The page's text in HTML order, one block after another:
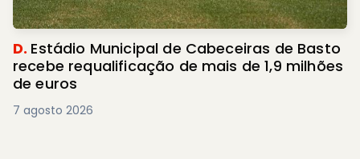
D. Estádio Municipal de Cabeceiras de Basto
recebe requalificação de mais de 1,9 milhões
de euros
7 agosto 2026